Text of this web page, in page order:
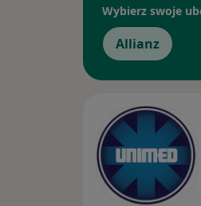
Wybierz swoje
Allianz